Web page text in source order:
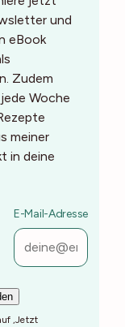
und
eBook
Zudem
Woche
meiner
in deine
E-Mail-Adresse
‚Jetzt